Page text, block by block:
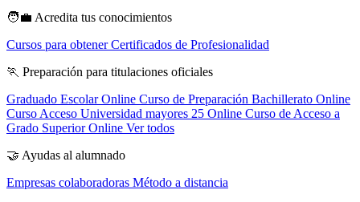
🧑‍💼 Acredita tus conocimientos
Cursos para obtener Certificados de Profesionalidad
🏃 Preparación para titulaciones oficiales
Graduado Escolar Online Curso de Preparación Bachillerato Online
Curso Acceso Universidad mayores 25 Online Curso de Acceso a
Grado Superior Online Ver todos
🤝 Ayudas al alumnado
Empresas colaboradoras Método a distancia